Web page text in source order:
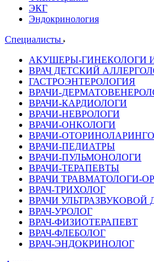
ЭКГ
Эндокринология
Специалисты
АКУШЕРЫ-ГИНЕКОЛОГИ
ВРАЧ ДЕТСКИЙ
ГАСТРОЭНТЕРОЛОГИЯ
ВРАЧИ-
ВРАЧИ-КАРДИОЛОГИ
ВРАЧИ-НЕВРОЛОГИ
ВРАЧИ-ОНКОЛОГИ
ВРАЧИ-
ВРАЧИ-ПЕДИАТРЫ
ВРАЧИ-ПУЛЬМОНОЛОГИ
ВРАЧИ-ТЕРАПЕВТЫ
ВРАЧИ ТРАВМАТОЛОГИ-
ВРАЧ-ТРИХОЛОГ
ВРАЧИ
ВРАЧ-УРОЛОГ
ВРАЧ-ФИЗИОТЕРАПЕВТ
ВРАЧ-ФЛЕБОЛОГ
ВРАЧ-ЭНДОКРИНОЛОГ